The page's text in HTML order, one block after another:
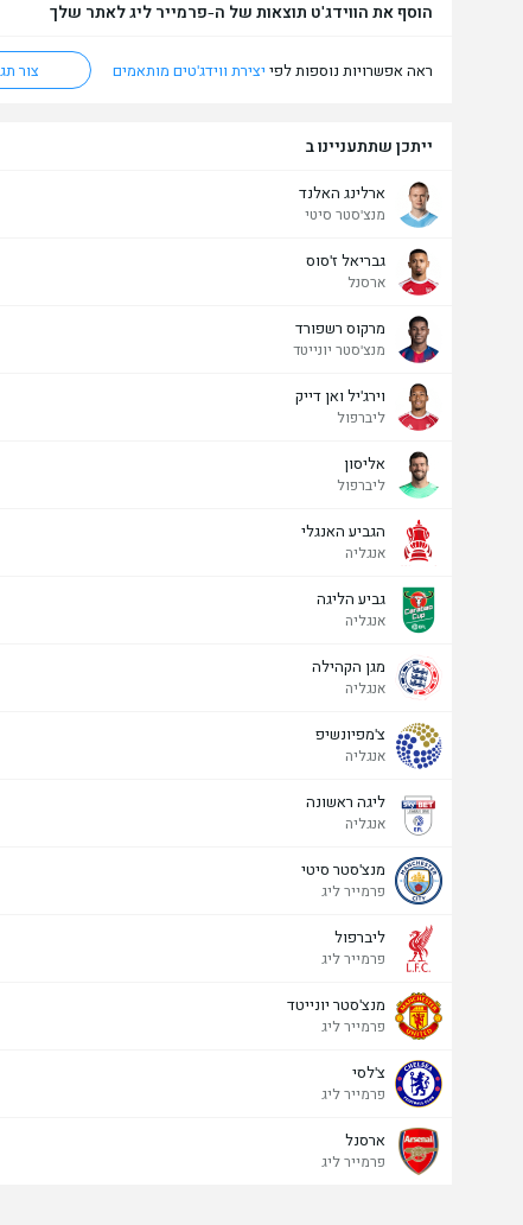
הוסף את הווידג'ט תוצאות של ה-פרמייר ליג לאתר שלך
ראה אפשרויות נוספות לפי יצירת ווידג'טים מותאמים צור תג HTML
ייתכן שתתעניינו ב
ארלינג האלנד
מנצ'סטר סיטי
גבריאל ז'סוס
ארסנל
מרקוס רשפורד
מנצ'סטר יונייטד
וירג'יל ואן דייק
ליברפול
אליסון
ליברפול
הגביע האנגלי
אנגליה
גביע הליגה
אנגליה
מגן הקהילה
אנגליה
צ'מפיונשיפ
אנגליה
ליגה ראשונה
אנגליה
מנצ'סטר סיטי
פרמייר ליג
ליברפול
פרמייר ליג
מנצ'סטר יונייטד
פרמייר ליג
צ'לסי
פרמייר ליג
ארסנל
פרמייר ליג